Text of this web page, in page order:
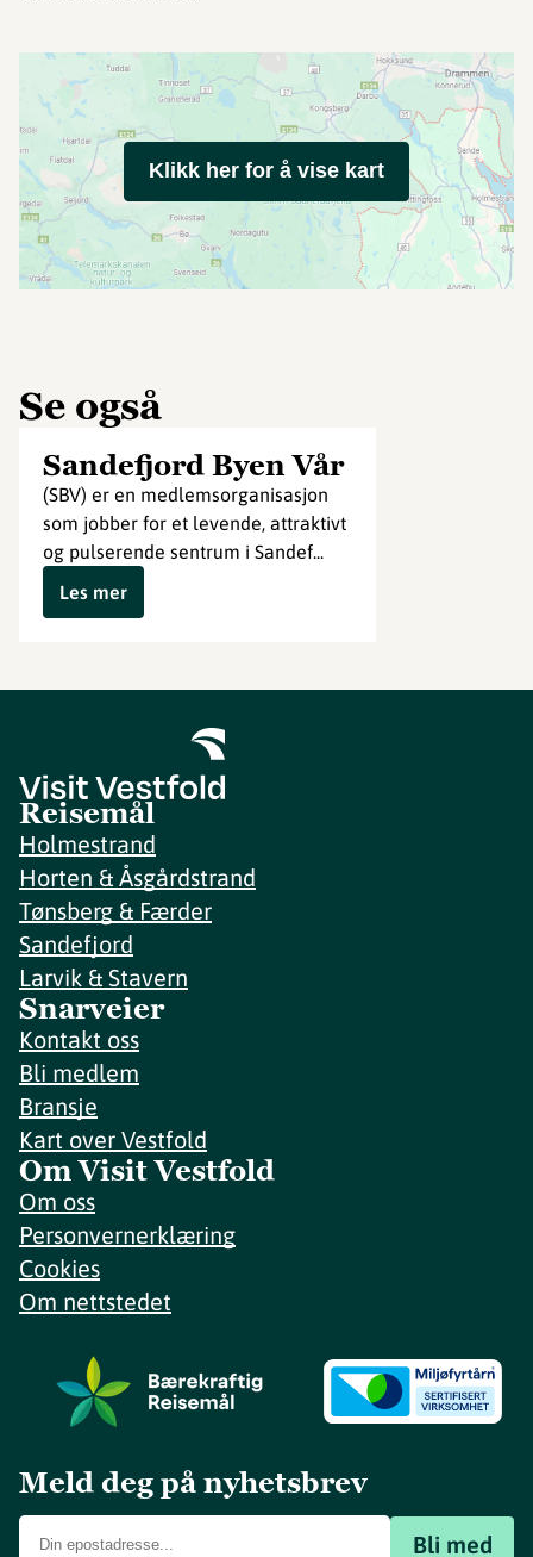
Klikk her for å vise kart
Se også
Sandefjord Byen Vår
(SBV) er en medlemsorganisasjon
som jobber for et levende, attraktivt
og pulserende sentrum i Sandef...
Les mer
Reisemål
Holmestrand
Horten & Åsgårdstrand
Tønsberg & Færder
Sandefjord
Larvik & Stavern
Snarveier
Kontakt oss
Bli medlem
Bransje
Kart over Vestfold
Om Visit Vestfold
Om oss
Personvernerklæring
Cookies
Om nettstedet
Meld deg på nyhetsbrev
Bli med